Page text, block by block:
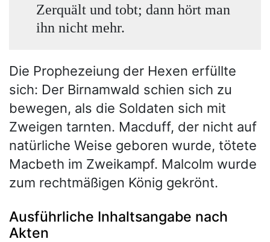
Zerquält und tobt; dann hört man
ihn nicht mehr.
Die Prophezeiung der Hexen erfüllte
sich: Der Birnamwald schien sich zu
bewegen, als die Soldaten sich mit
Zweigen tarnten. Macduff, der nicht auf
natürliche Weise geboren wurde, tötete
Macbeth im Zweikampf. Malcolm wurde
zum rechtmäßigen König gekrönt.
Ausführliche Inhaltsangabe nach
Akten